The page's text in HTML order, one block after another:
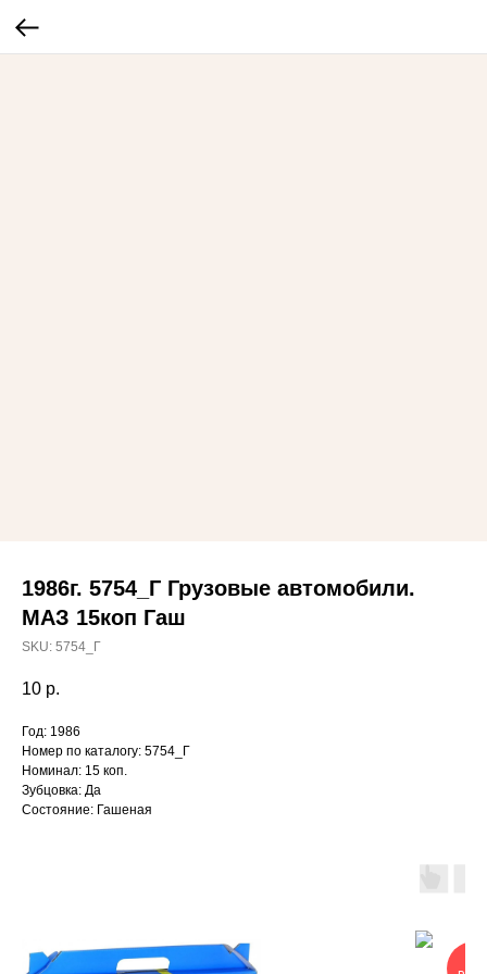
1986г. 5754_Г Грузовые автомобили.
МАЗ 15коп Гаш
SKU: 5754_Г
10 р.
Год: 1986
Номер по каталогу: 5754_Г
Номинал: 15 коп.
Зубцовка: Да
Состояние: Гашеная